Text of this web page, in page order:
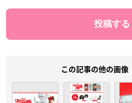
この記事の他の画像